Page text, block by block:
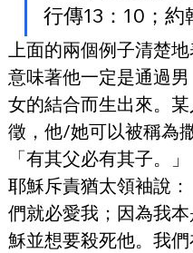
行傳13：10；約
上面的兩個例子清楚
意味著他一定是通過男
女的結合而生出來。
徵，他/她可以被稱為
「有其父必有其子。」
耶穌斥責猶太領袖說
們就必愛我；因為我
穌並想要殺死他。我